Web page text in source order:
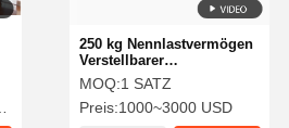
250 kg Nennlastvermögen
Verstellbarer
Aluminiummobiles
Gantry-Kran für schwere
Aufgaben
MOQ:1 SATZ
Preis:1000~3000 USD